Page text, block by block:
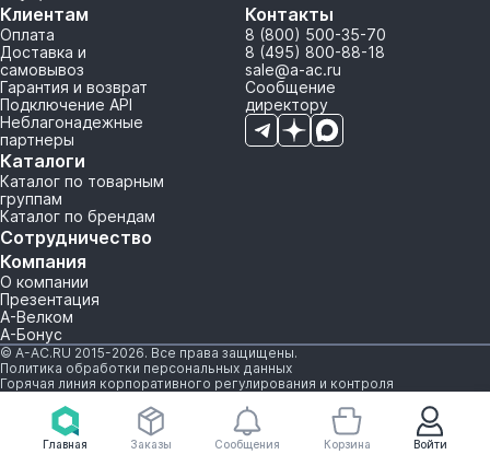
Главная Войти
Заказы Сообщения Корзина
Клиентам
Оплата
Доставка и
самовывоз
Гарантия и возврат
Подключение API
Неблагонадежные
партнеры
Каталоги
Каталог по товарным
группам
Каталог по брендам
Сотрудничество
Компания
О компании
Презентация
А-Велком
А-Бонус
Контакты
8 (800) 500-35-70
8 (495) 800-88-18
sale@a-ac.ru
Сообщение
директору
© A-AC.RU 2015-2026. Все права защищены.
Политика обработки персональных данных
Горячая линия корпоративного регулирования и контроля